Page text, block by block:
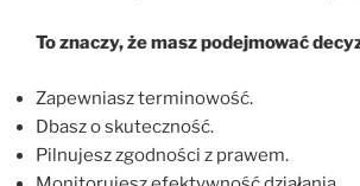
To znaczy, że masz podejmować
Zapewniasz terminowość.
Dbasz o skuteczność.
Pilnujesz zgodności z prawem.